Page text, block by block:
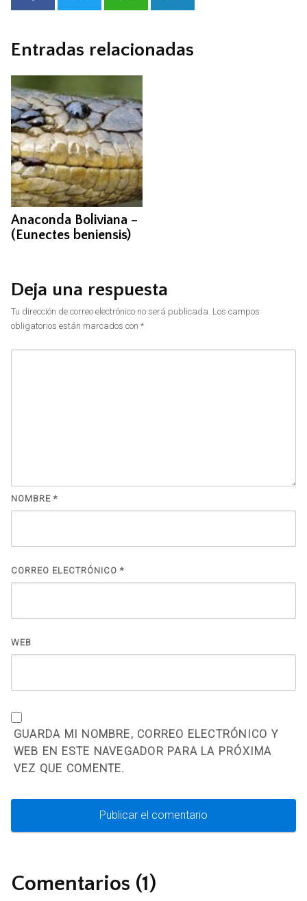
Entradas relacionadas
Anaconda Boliviana –
(Eunectes beniensis)
Deja una respuesta
Tu dirección de correo electrónico no será publicada. Los campos
obligatorios están marcados con *
NOMBRE *
CORREO ELECTRÓNICO *
WEB
GUARDA MI NOMBRE, CORREO ELECTRÓNICO Y
WEB EN ESTE NAVEGADOR PARA LA PRÓXIMA
VEZ QUE COMENTE.
Comentarios (1)